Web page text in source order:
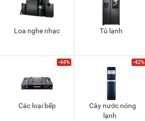
Loa nghe nhạc Tủ lạnh
-44%
Các loại bếp
-42%
Cây nước nóng
lạnh